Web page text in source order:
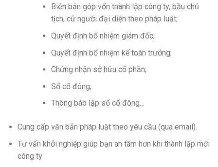
Biên bản góp vốn thành lập công ty, bầu chủ
tịch, cử người đại diện theo pháp luật;
Quyết định bổ nhiệm giám đốc;
Quyết định bổ nhiệm kế toán trưởng;
Chứng nhận sở hữu cổ phần;
Sổ cổ đông;
Thông báo lập sổ cổ đông…
Cung cấp văn bản pháp luật theo yêu cầu (qua email).
Tư vấn khởi nghiệp giúp bạn an tâm hơn khi thành lập mới
công ty